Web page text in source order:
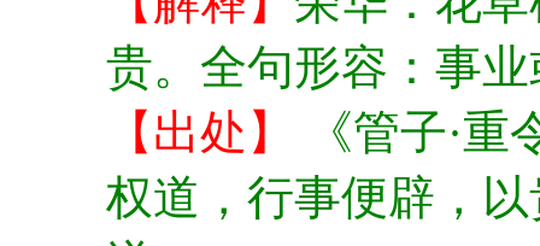
贵。全句形容：事
【出处】
《管子·
权道，行事便辟，